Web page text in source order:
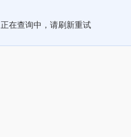
正在查询中，请刷新重试